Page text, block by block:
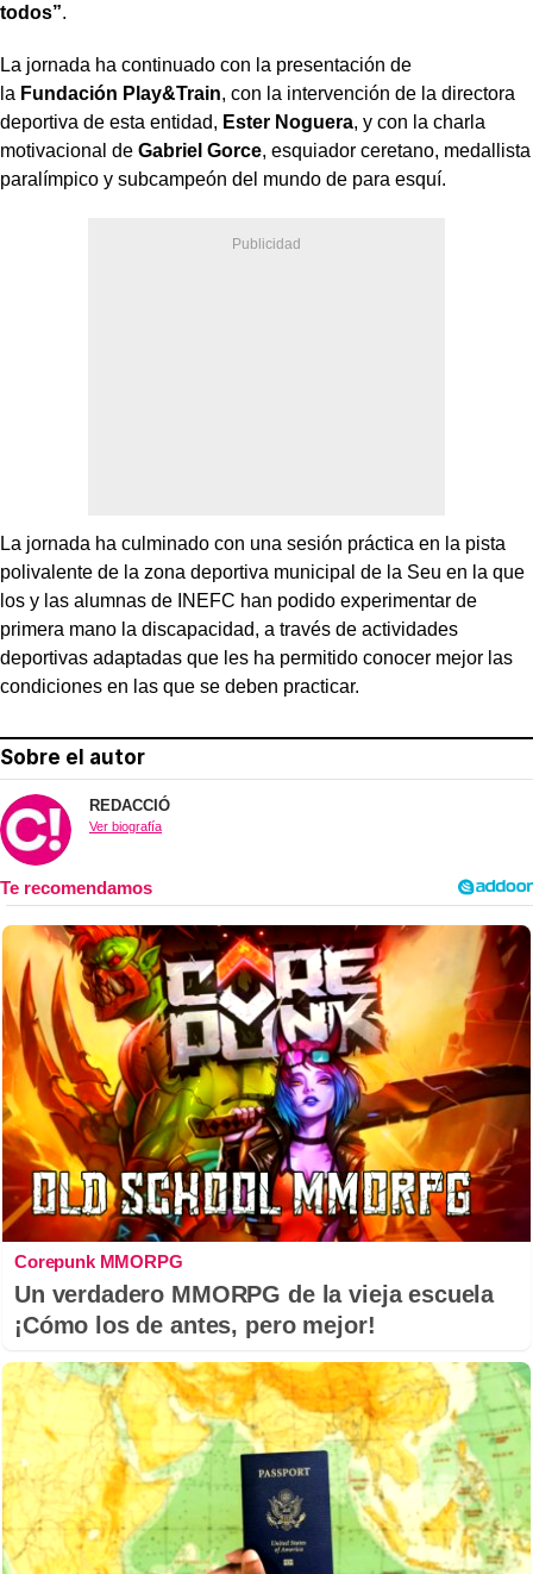
todos”.
La jornada ha continuado con la presentación de
la Fundación Play&Train, con la intervención de la directora
deportiva de esta entidad, Ester Noguera, y con la charla
motivacional de Gabriel Gorce, esquiador ceretano, medallista
paralímpico y subcampeón del mundo de para esquí.
La jornada ha culminado con una sesión práctica en la pista
polivalente de la zona deportiva municipal de la Seu en la que
los y las alumnas de INEFC han podido experimentar de
primera mano la discapacidad, a través de actividades
deportivas adaptadas que les ha permitido conocer mejor las
condiciones en las que se deben practicar.
Sobre el autor
REDACCIÓ
Ver biografía
Corepunk MMORPG
Un verdadero MMORPG de la vieja escuela
¡Cómo los de antes, pero mejor!